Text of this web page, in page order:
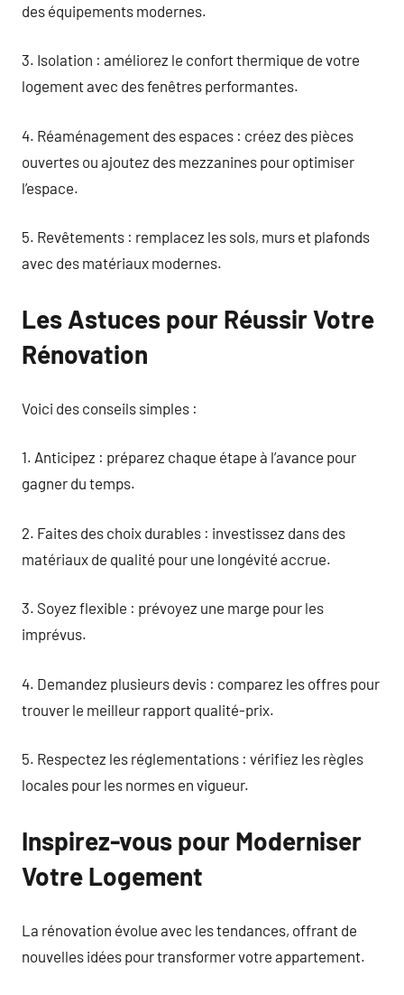
des équipements modernes.
3. Isolation : améliorez le confort thermique de votre
logement avec des fenêtres performantes.
4. Réaménagement des espaces : créez des pièces
ouvertes ou ajoutez des mezzanines pour optimiser
l’espace.
5. Revêtements : remplacez les sols, murs et plafonds
avec des matériaux modernes.
Les Astuces pour Réussir Votre
Rénovation
Voici des conseils simples :
1. Anticipez : préparez chaque étape à l’avance pour
gagner du temps.
2. Faites des choix durables : investissez dans des
matériaux de qualité pour une longévité accrue.
3. Soyez flexible : prévoyez une marge pour les
imprévus.
4. Demandez plusieurs devis : comparez les offres pour
trouver le meilleur rapport qualité-prix.
5. Respectez les réglementations : vérifiez les règles
locales pour les normes en vigueur.
Inspirez-vous pour Moderniser
Votre Logement
La rénovation évolue avec les tendances, offrant de
nouvelles idées pour transformer votre appartement.